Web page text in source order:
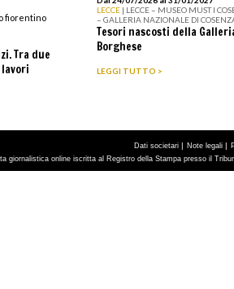
fiorentino
Tra due
LECCE | LECCE – MUSEO MUST I
– GALLERIA NAZIONALE DI
Tesori nascosti della
Borghese
LEGGI TUTTO >
Dati societari | Note legali |
giornalistica online iscritta al Registro della Stampa presso il